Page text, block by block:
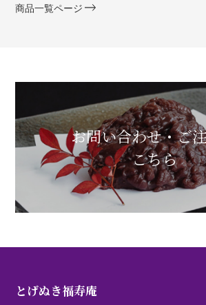
商品一覧ページ
お問い合わせ・ご
こちら
とげぬき福寿庵